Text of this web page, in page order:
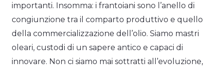
importanti. Insomma: i frantoiani sono l’anello di
congiunzione tra il comparto produttivo e quello
della commercializzazione dell’olio. Siamo mastri
oleari, custodi di un sapere antico e capaci di
innovare. Non ci siamo mai sottratti all’evoluzione,